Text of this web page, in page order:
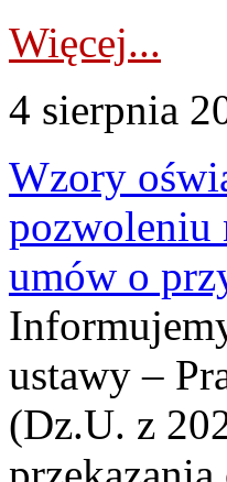
Więcej...
4 sierpnia
Wzory
pozwoleniu
umów o
ustawy –
(Dz.U. z